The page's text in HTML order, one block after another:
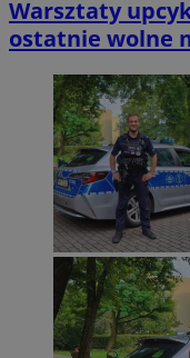
Warsztaty
ostatnie wolne